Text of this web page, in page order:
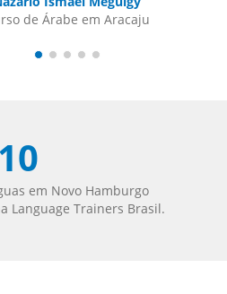
em Novo Hamburgo
Language Trainers Brasil.